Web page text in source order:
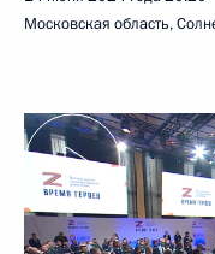
Московская область,